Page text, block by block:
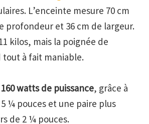
L’enceinte mesure 70 cm
profondeur et 36 cm de largeur.
kilos, mais la poignée de
à fait maniable.
160 watts de puissance, grâce à
¼ pouces et une paire plus
de 2 ¼ pouces.